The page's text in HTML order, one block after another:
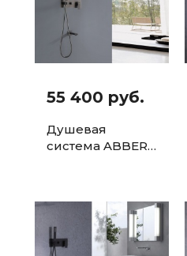
55 400 руб.
Душевая
система ABBER
монтажа с
изливом, никель